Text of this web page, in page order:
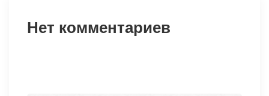
Нет комментариев